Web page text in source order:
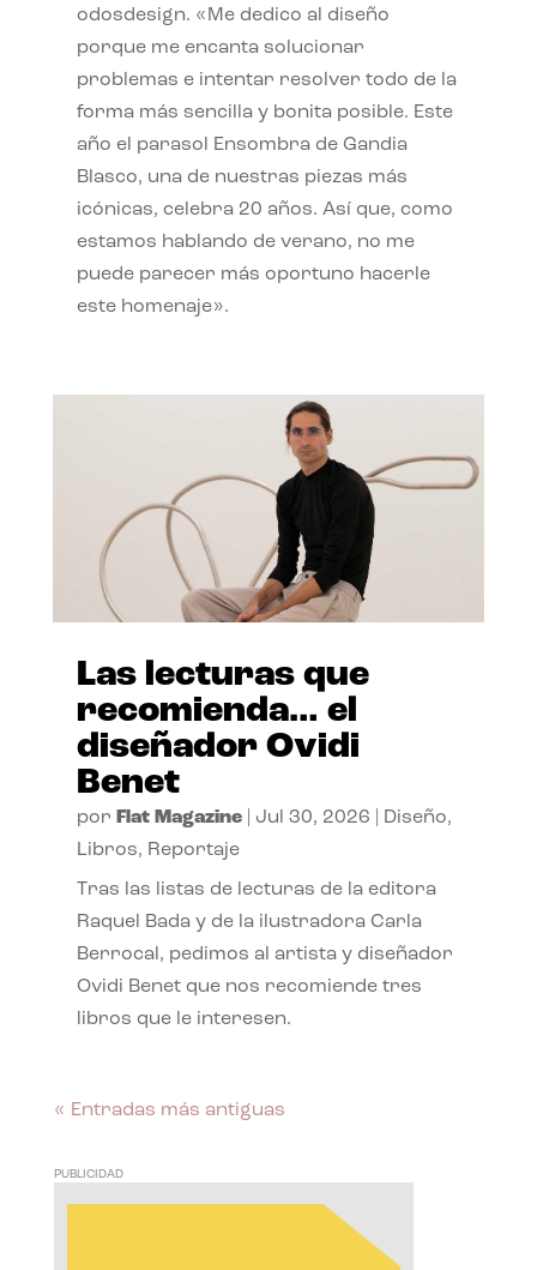
odosdesign. «Me dedico al diseño
porque me encanta solucionar
problemas e intentar resolver todo de la
forma más sencilla y bonita posible. Este
año el parasol Ensombra de Gandia
Blasco, una de nuestras piezas más
icónicas, celebra 20 años. Así que, como
estamos hablando de verano, no me
puede parecer más oportuno hacerle
este homenaje».
Las lecturas que
recomienda… el
diseñador Ovidi
Benet
por Flat Magazine| Jul 30, 2026 Diseño,
Libros, Reportaje
Tras las listas de lecturas de la editora
Raquel Bada y de la ilustradora Carla
Berrocal, pedimos al artista y diseñador
Ovidi Benet que nos recomiende tres
libros que le interesen.
« Entradas más antiguas
PUBLICIDAD